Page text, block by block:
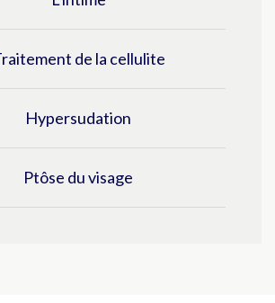
Traitement de la cellulite
Hypersudation
Ptôse du visage